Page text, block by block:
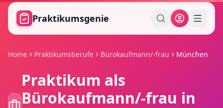
Zum Hauptinhalt springen
Praktikumsgenie
Home Praktikumsberufe Bürokaufmann/-frau München
Praktikum als
Bürokaufmann/-frau in